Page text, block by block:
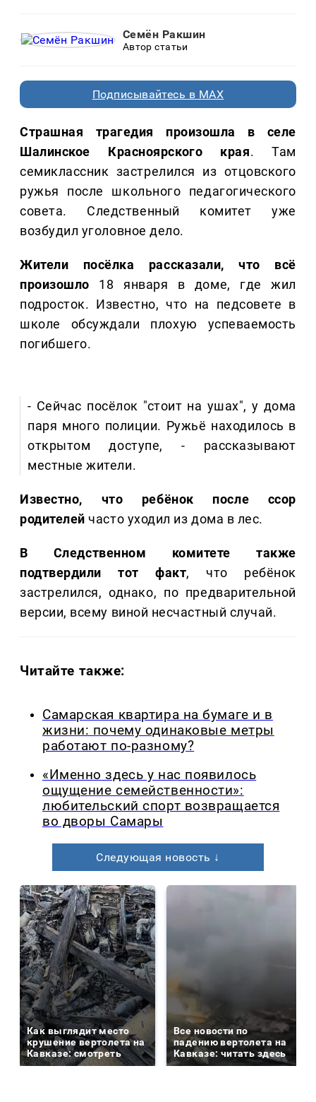
Семён Ракшин
Автор статьи
Подписывайтесь в MAX
Страшная трагедия произошла в селе
Шалинское Красноярского края. Там
семиклассник застрелился из отцовского
ружья после школьного педагогического
совета. Следственный комитет уже
возбудил уголовное дело.
Жители посёлка рассказали, что всё
произошло 18 января в доме, где жил
подросток. Известно, что на педсовете в
школе обсуждали плохую успеваемость
погибшего.
- Сейчас посёлок "стоит на ушах", у дома
паря много полиции. Ружьё находилось в
открытом доступе, - рассказывают
местные жители.
Известно, что ребёнок после ссор
родителей часто уходил из дома в лес.
В Следственном комитете также
подтвердили тот факт, что ребёнок
застрелился, однако, по предварительной
версии, всему виной несчастный случай.
Читайте также:
Самарская квартира на бумаге и в
жизни: почему одинаковые метры
работают по-разному?
«Именно здесь у нас появилось
ощущение семейственности»:
любительский спорт возвращается
во дворы Самары
Следующая новость ↓
Как выглядит место
крушение вертолета на
Кавказе: смотреть
Все новости по
падению вертолета на
Кавказе: читать здесь